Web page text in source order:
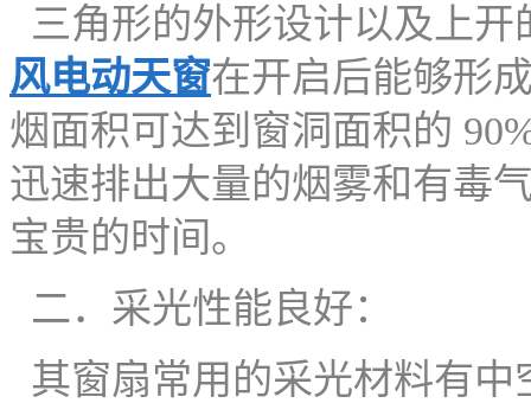
三角形的外形设计以及上
风电动天窗在开启后能够形
烟面积可达到窗洞面积的
迅速排出大量的烟雾和有毒
宝贵的时间。
二．采光性能良好：
其窗扇常用的采光材料有中